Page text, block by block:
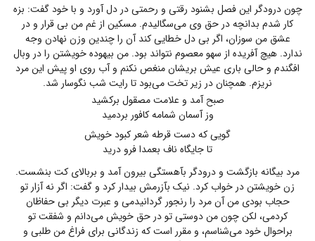
چون درودگر این فصل بشنود رقتی و رحمتی در دل آورد و با خود گفت: بزه
کار شدم بدانچه در حق وی می‌سگالیدم. مسکین از غم من بی قرار و در
عشق من سوزان، اگر بی دل خطایی کند آن را چندین وزن نهادن وجه
ندارد. هیچ آفریده از سهو معصوم نتواند بود. من بیهوده خویشتن را در وبال
افگندم و حالی باری عیش بریشان منغص نکنم و آب روی او پیش این مرد
نریزم. همچنان در زیر تخت می‌بود تا رایت شب نگوسار شد.
صبح آمد و علامت مصقول برکشید
وز آسمان شمامه کافور بردمید
گویی که دست قرطه شعر کبود خویش
تا جایگاه ناف بعمدا فرو درید
مرد بیگانه بازگشت و درودگر بآهستگی بیرون آمد و بربالای کت بنشست.
زن خویشتن در خواب کرد. نیک بآزرمش بیدار کرد و گفت: اگر نه آزار تو
حجاب بودی من آن مرد را رنجور گردانیدمی و عبرت دیگر بی حفاظان
کردمی، لکن چون من دوستی تو در حق خویش می‌دانم و شفقت تو
براحوال خود می‌شناسم، و مقرر است که زندگانی برای فراغ من طلبی و